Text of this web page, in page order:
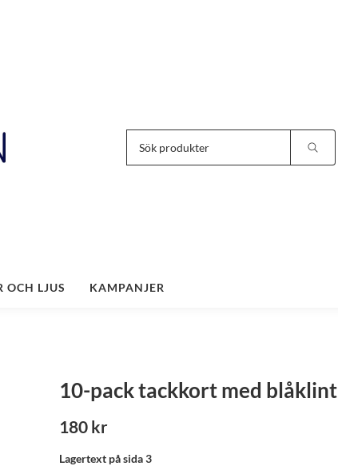
OCH LJUS KAMPANJER
10-pack tackkort med blåklint
180 kr
Lagertext på sida 3